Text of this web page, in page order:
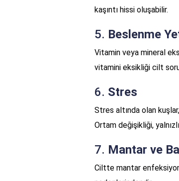
kaşıntı hissi oluşabilir.
5. Beslenme
Vitamin veya mineral
vitamini eksikliği cilt
6. Stres
Stres altında olan
Ortam değişikliği,
7. Mantar ve
Ciltte mantar